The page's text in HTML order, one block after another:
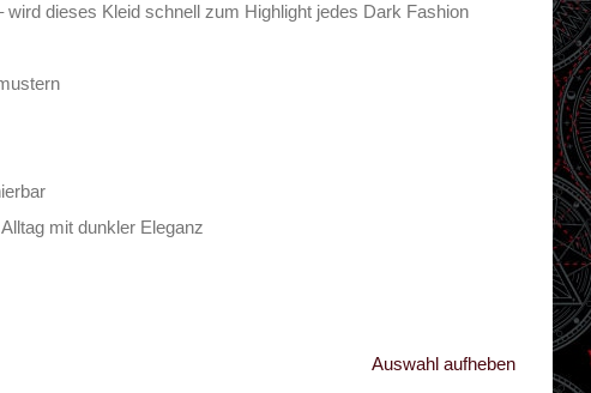
dieses Kleid schnell zum Highlight jedes Dark Fashion
mit dunkler Eleganz
Auswahl aufheben